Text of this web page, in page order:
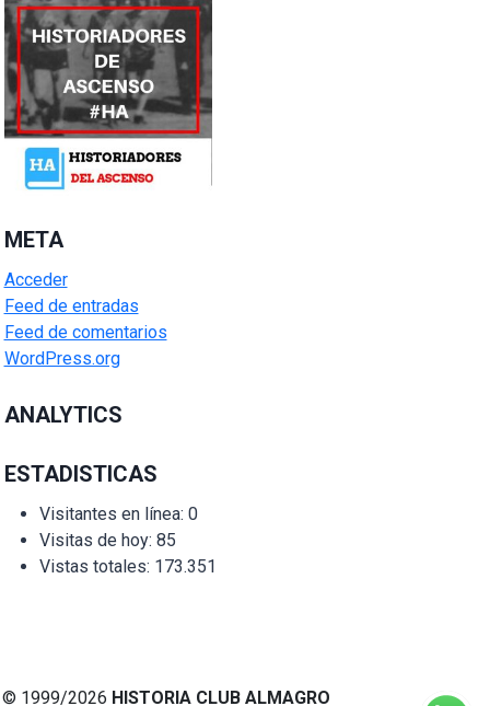
META
Acceder
Feed de entradas
Feed de comentarios
WordPress.org
ANALYTICS
ESTADISTICAS
Visitantes en línea: 0
Visitas de hoy: 85
Vistas totales: 173.351
© 1999/2026 HISTORIA CLUB ALMAGRO